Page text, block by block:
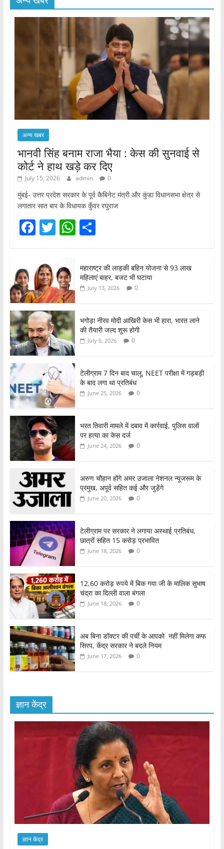
अन्य खबर
भानवी सिंह बनाम राजा भैया : केस की सुनवाई से
कोर्ट ने हाथ खड़े कर दिए
July 15, 2026 admin 0
मुंबई- उत्तर प्रदेश सरकार के पूर्व कैबिनेट मंत्री और कुंडा विधानसभा क्षेत्र से
लगातार सात बार के विधायक कुँवर रघुराज
F
c
e
b
o
o
k
T
er
W
s
A
p
S
ar
e
महाराष्ट्र की लाड़की बहिन योजना से 93 लाख
महिलाएं बाहर, बजट भी घटाया
July 13, 2026 0
भगोड़ा नीरव मोदी आखिरी केस भी हारा, भारत लाने
की तैयारी जल्द शुरू होगी
July 6, 2026 0
टेलीग्राम 7 दिन बाद चालू, NEET परीक्षा में गड़बड़ी
के बाद लगा था प्रतिबंध
June 25, 2026 0
भरत तिवारी मामले में दबाव में कार्रवाई, पुलिस वालों
पर हत्या का केस दर्ज
June 24, 2026 0
अरुण चौहान होंगे अमर उजाला नेशनल न्यूजरूम के
प्रमुख, अपूर्व सहित कई और जुड़ेंगे
June 20, 2026 0
टेलीग्राम पर सरकार ने लगाया अस्थाई प्रतिबंध,
छात्रों सहित 15 करोड़ प्रभावित
June 18, 2026 0
12,60 करोड़ रुपये में बिक गया जी के मालिक सुभाष
चंद्रा का दिल्ली वाला बंगला
June 18, 2026 0
अब बिना डॉक्टर की पर्ची के आपको नहीं मिलेगा कफ
सिरप, केंद्र सरकार ने बदले नियम
June 17, 2026 0
ज्ञान केंद्र
ज्ञान केंद्र